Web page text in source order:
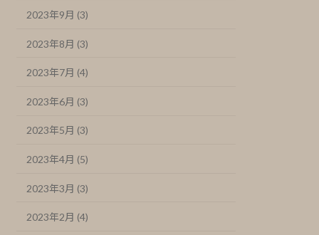
2023年9月 (3)
2023年8月 (3)
2023年7月 (4)
2023年6月 (3)
2023年5月 (3)
2023年4月 (5)
2023年3月 (3)
2023年2月 (4)